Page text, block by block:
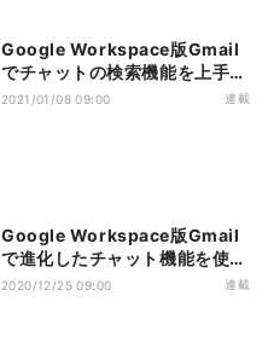
Google Workspace版Gmail
でチャットの検索機能を上手に
活用する
2021/01/08 09:00 連載
Google Workspace版Gmail
で進化したチャット機能を使っ
てみよう
2020/12/25 09:00 連載